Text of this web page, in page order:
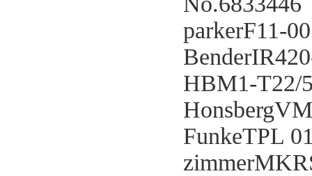
parkerF11-
HBM1-T22/
FunkeTPL